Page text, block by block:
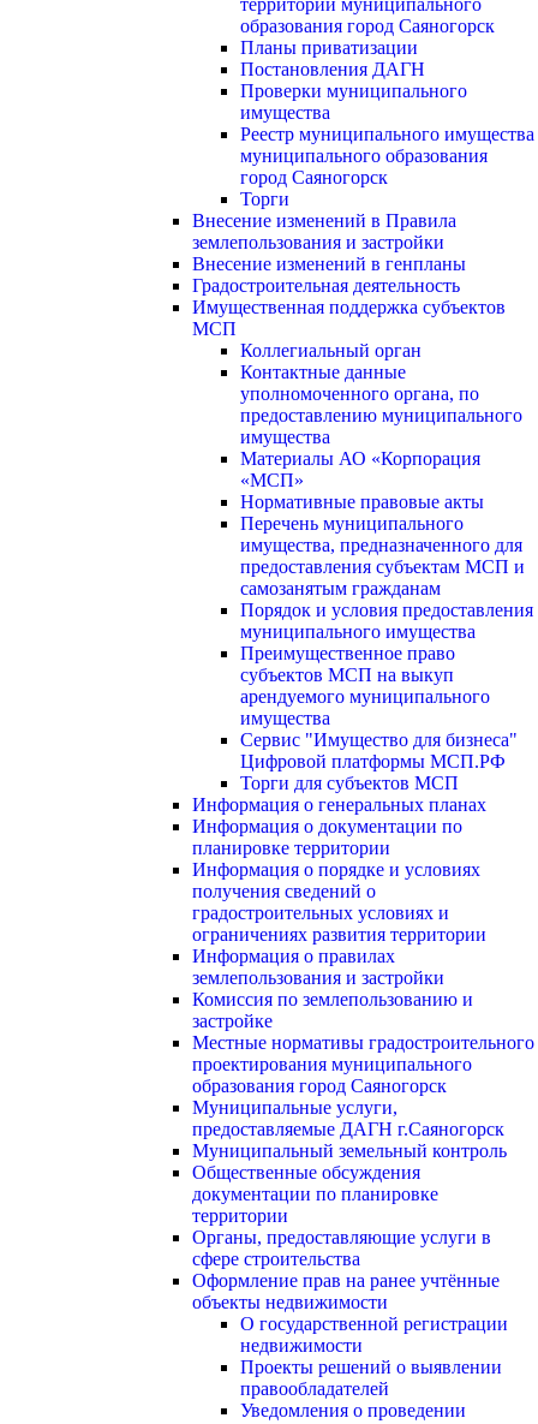
территории муниципального
образования город Саяногорск
Планы приватизации
Постановления ДАГН
Проверки муниципального
имущества
Реестр муниципального имущества
муниципального образования
город Саяногорск
Торги
Внесение изменений в Правила
землепользования и застройки
Внесение изменений в генпланы
Градостроительная деятельность
Имущественная поддержка субъектов
МСП
Коллегиальный орган
Контактные данные
уполномоченного органа, по
предоставлению муниципального
имущества
Материалы АО «Корпорация
«МСП»
Нормативные правовые акты
Перечень муниципального
имущества, предназначенного для
предоставления субъектам МСП и
самозанятым гражданам
Порядок и условия предоставления
муниципального имущества
Преимущественное право
субъектов МСП на выкуп
арендуемого муниципального
имущества
Сервис "Имущество для бизнеса"
Цифровой платформы МСП.РФ
Торги для субъектов МСП
Информация о генеральных планах
Информация о документации по
планировке территории
Информация о порядке и условиях
получения сведений о
градостроительных условиях и
ограничениях развития территории
Информация о правилах
землепользования и застройки
Комиссия по землепользованию и
застройке
Местные нормативы градостроительного
проектирования муниципального
образования город Саяногорск
Муниципальные услуги,
предоставляемые ДАГН г.Саяногорск
Муниципальный земельный контроль
Общественные обсуждения
документации по планировке
территории
Органы, предоставляющие услуги в
сфере строительства
Оформление прав на ранее учтённые
объекты недвижимости
О государственной регистрации
недвижимости
Проекты решений о выявлении
правообладателей
Уведомления о проведении